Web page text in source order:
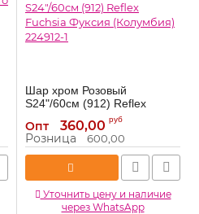
Шар хром Розовый
S24"/60см (912) Reflex
Fuchsia Фуксия (Колумбия)
224912-1
Артикул: 224912-1
Опт 360,00 руб
Розница 600,00
Уточнить цену и наличие
через WhatsApp